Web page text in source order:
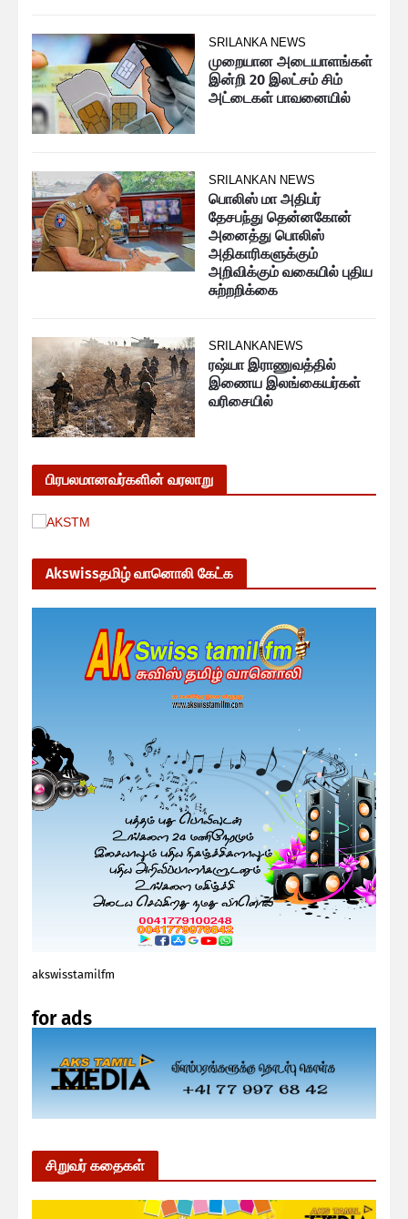
SRILANKA NEWS
முறையான அடையாளங்கள்
இன்றி 20 இலட்சம் சிம்
அட்டைகள் பாவனையில்
SRILANKAN NEWS
பொலிஸ் மா அதிபர்
தேசபந்து தென்னகோன்
அனைத்து பொலிஸ்
அதிகாரிகளுக்கும்
அறிவிக்கும் வகையில் புதிய
சுற்றறிக்கை
SRILANKANEWS
ரஷ்யா இராணுவத்தில்
இணைய இலங்கையர்கள்
வரிசையில்
பிரபலமானவர்களின் வரலாறு
Akswissதமிழ் வானொலி கேட்க
akswisstamilfm
for ads
சிறுவர் கதைகள்